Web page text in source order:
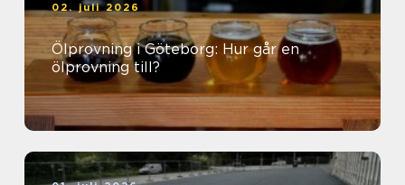
02. juli 2026
Ölprovning i Göteborg: Hur går en
ölprovning till?